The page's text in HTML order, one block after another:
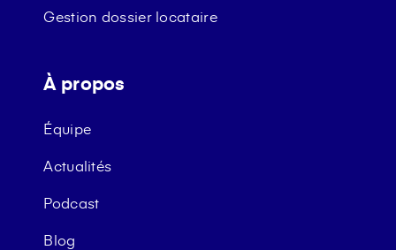
Gestion dossier locataire
À propos
Équipe
Actualités
Podcast
Blog